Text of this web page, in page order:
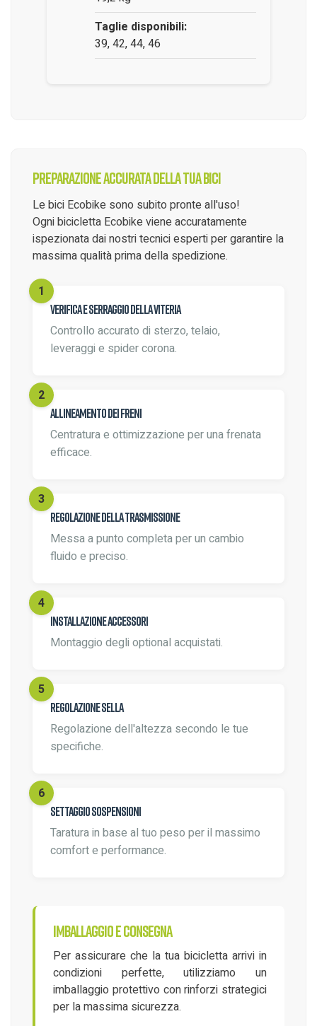
Taglie disponibili:
39, 42, 44, 46
Preparazione accurata della tua bici
Le bici Ecobike sono subito pronte all'uso!
Ogni bicicletta Ecobike viene accuratamente
ispezionata dai nostri tecnici esperti per garantire la
massima qualità prima della spedizione.
Verifica e serraggio della viteria
Controllo accurato di sterzo, telaio,
leveraggi e spider corona.
Allineamento dei freni
Centratura e ottimizzazione per una frenata
efficace.
Regolazione della trasmissione
Messa a punto completa per un cambio
fluido e preciso.
Installazione accessori
Montaggio degli optional acquistati.
Regolazione sella
Regolazione dell'altezza secondo le tue
specifiche.
Settaggio sospensioni
Taratura in base al tuo peso per il massimo
comfort e performance.
Imballaggio e consegna
Per assicurare che la tua bicicletta arrivi in
condizioni perfette, utilizziamo un
imballaggio protettivo con rinforzi strategici
per la massima sicurezza.